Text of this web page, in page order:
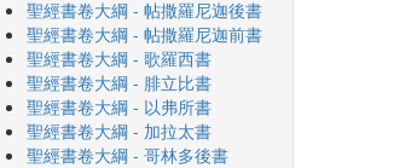
聖經書卷大綱 - 帖撒羅尼迦後書
聖經書卷大綱 - 帖撒羅尼迦前書
聖經書卷大綱 - 歌羅西書
聖經書卷大綱 - 腓立比書
聖經書卷大綱 - 以弗所書
聖經書卷大綱 - 加拉太書
聖經書卷大綱 - 哥林多後書